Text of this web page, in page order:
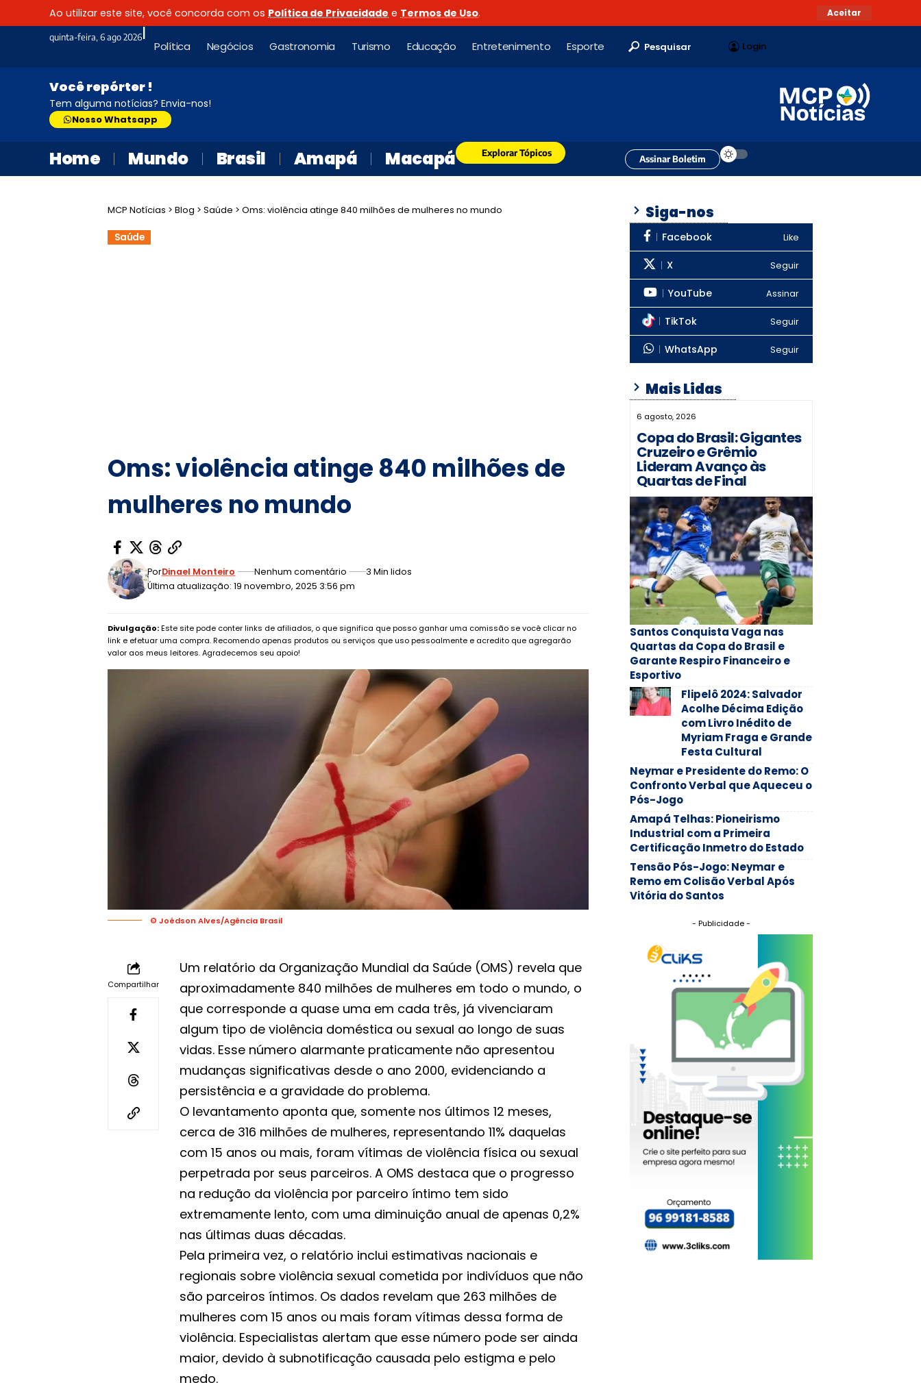
Ao utilizar este site, você concorda com os Política de Privacidade e Termos de Uso. Aceitar
quinta-feira, 6 ago 2026|
Política Negócios Gastronomia Turismo Educação Entretenimento Esporte Pesquisar Login
Você repórter !
Tem alguma notícias? Envia-nos!
Nosso Whatsapp
Home Mundo Brasil Amapá Macapá Explorar Tópicos
Assinar Boletim
MCP Notícias > Blog > Saúde > Oms: violência atinge 840 milhões de mulheres no mundo
Saúde
Oms: violência atinge 840 milhões de
mulheres no mundo
Última atualização: 19 novembro, 2025 3:56 pm
PorDinael Monteiro Nenhum comentário 3 Min lidos
Divulgação:Este site pode conter links de afiliados, o que significa que posso ganhar uma comissão se você clicar no
link e efetuar uma compra. Recomendo apenas produtos ou serviços que uso pessoalmente e acredito que agregarão
valor aos meus leitores. Agradecemos seu apoio!
© Joédson Alves/Agência Brasil
Compartilhar
Um relatório da Organização Mundial da Saúde (OMS) revela que
aproximadamente 840 milhões de mulheres em todo o mundo, o
que corresponde a quase uma em cada três, já vivenciaram
algum tipo de violência doméstica ou sexual ao longo de suas
vidas. Esse número alarmante praticamente não apresentou
mudanças significativas desde o ano 2000, evidenciando a
persistência e a gravidade do problema.
O levantamento aponta que, somente nos últimos 12 meses,
cerca de 316 milhões de mulheres, representando 11% daquelas
com 15 anos ou mais, foram vítimas de violência física ou sexual
perpetrada por seus parceiros. A OMS destaca que o progresso
na redução da violência por parceiro íntimo tem sido
extremamente lento, com uma diminuição anual de apenas 0,2%
nas últimas duas décadas.
Pela primeira vez, o relatório inclui estimativas nacionais e
regionais sobre violência sexual cometida por indivíduos que não
são parceiros íntimos. Os dados revelam que 263 milhões de
mulheres com 15 anos ou mais foram vítimas dessa forma de
violência. Especialistas alertam que esse número pode ser ainda
maior, devido à subnotificação causada pelo estigma e pelo
medo.
Siga-nos
Facebook Like
X Seguir
YouTube Assinar
TikTok Seguir
WhatsApp Seguir
Mais Lidas
6 agosto, 2026
Copa do Brasil: Gigantes
Cruzeiro e Grêmio
Lideram Avanço às
Quartas de Final
Santos Conquista Vaga nas
Quartas da Copa do Brasil e
Garante Respiro Financeiro e
Esportivo
Flipelô 2024: Salvador
Acolhe Décima Edição
com Livro Inédito de
Myriam Fraga e Grande
Festa Cultural
Neymar e Presidente do Remo: O
Confronto Verbal que Aqueceu o
Pós-Jogo
Amapá Telhas: Pioneirismo
Industrial com a Primeira
Certificação Inmetro do Estado
Tensão Pós-Jogo: Neymar e
Remo em Colisão Verbal Após
Vitória do Santos
- Publicidade -